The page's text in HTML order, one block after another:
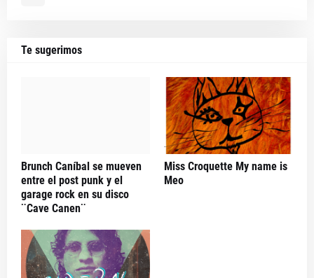
Te sugerimos
Brunch Caníbal se mueven
entre el post punk y el
garage rock en su disco
¨Cave Canen¨
Miss Croquette My name is
Meo